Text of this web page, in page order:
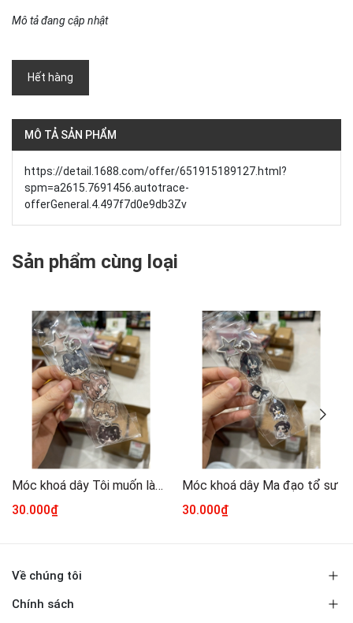
Mô tả đang cập nhật
Hết hàng
MÔ TẢ SẢN PHẨM
https://detail.1688.com/offer/651915189127.html?
spm=a2615.7691456.autotrace-
offerGeneral.4.497f7d0e9db3Zv
Sản phẩm cùng loại
Móc khoá dây Tôi muốn làm một kẻ đại xấu xa
30.000₫
Móc khoá dây Ma đạo tổ sư
30.000₫
Về chúng tôi
Chính sách